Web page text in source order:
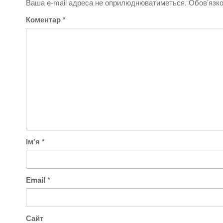
Ваша e-mail адреса не оприлюднюватиметься.
Коментар*
Ім'я *
Email *
Сайт